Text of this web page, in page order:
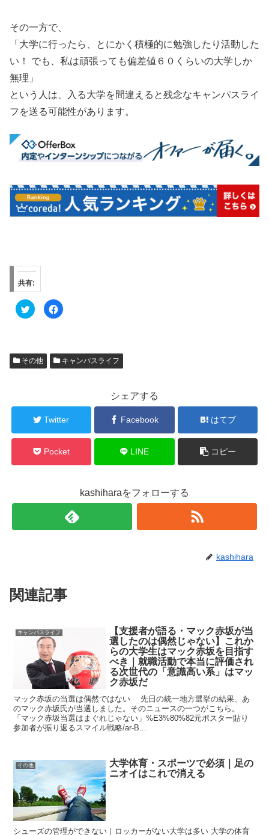
その一方で、
「大学に行ったら、とにかく積極的に勉強したり活動した
い！ でも、私は頑張っても偏差値６０くらいの大学しか
無理」
という人は、入る大学を間違えると残念なキャンパスライ
フを送る可能性があります。
共有:
ク
リ
w
i
t
共
有
し
ウ
ィ
ン
き
F
a
k
で
共
は
ク
リ
ク
て
だ
し
ウ
ン
)
その他 キャンパスライフ
シェアする
Twitter Facebook はてブ
Pocket LINE コピー
kashiharaをフォローする
kashihara
関連記事
キャンパスライフ
【支援者が語る・マック赤坂が当
選したのは偶然じゃない】これか
らの大学生はマック赤坂を目指す
べき｜就職活動で本当に評価され
る次世代の「意識高い系」はマッ
ク赤坂だ
マック赤坂の当選は偶然ではない 先日の統一地方選挙の結果、あ
のマック赤坂氏が当選しました。そのニュースの一つがこちら。
「マック赤坂当選はまぐれじゃない」%E3%80%82元ポスター貼り
参加者が振り返るスマイル戦略/ar-B...
その他
大学体育・スポーツで必須｜足の
ニオイはこれで消える
シューズの管理ができない｜ロッカーがない大学は多い 大学の体育